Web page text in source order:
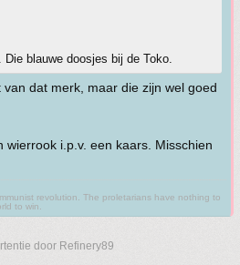
blauwe doosjes bij de Toko.
dat merk, maar die zijn wel goed
wierrook i.p.v. een kaars. Misschien
revolution. The proletarians have nothing to
to win.
door Refinery89